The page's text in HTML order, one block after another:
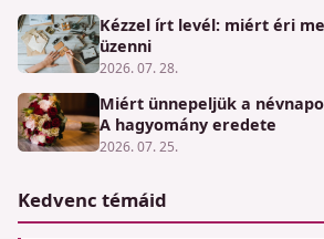
Kézzel írt levél: miért éri
üzenni
2026. 07. 28.
Miért ünnepeljük a
A hagyomány eredete
2026. 07. 25.
Kedvenc témáid